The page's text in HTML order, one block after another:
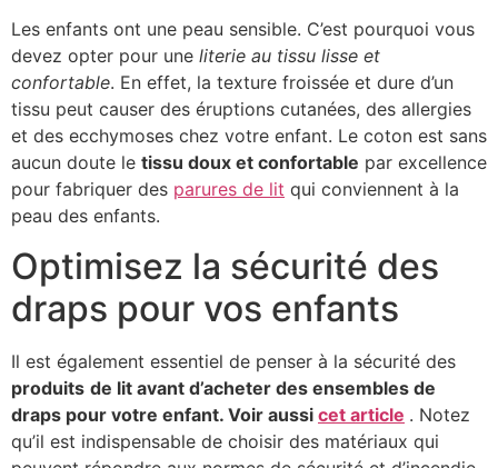
Les enfants ont une peau sensible. C’est pourquoi vous
devez opter pour une literie au tissu lisse et
confortable. En effet, la texture froissée et dure d’un
tissu peut causer des éruptions cutanées, des allergies
et des ecchymoses chez votre enfant. Le coton est sans
aucun doute le tissu doux et confortable par excellence
pour fabriquer des parures de lit qui conviennent à la
peau des enfants.
Optimisez la sécurité des
draps pour vos enfants
Il est également essentiel de penser à la sécurité des
produits de lit avant d’acheter des ensembles de
draps pour votre enfant. Voir aussi cet article . Notez
qu’il est indispensable de choisir des matériaux qui